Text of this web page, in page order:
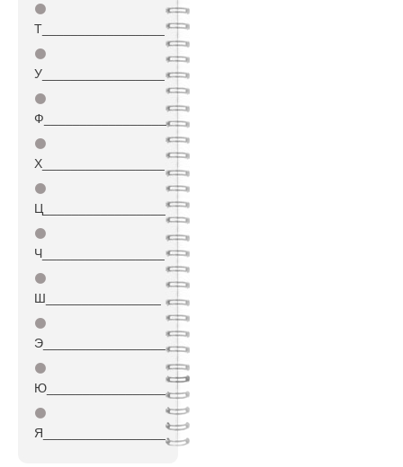
⚫
Т_________________
⚫
У_________________
⚫
Ф_________________
⚫
Х_________________
⚫
Ц_________________
⚫
Ч_________________
⚫
Ш________________
⚫
Э_________________
⚫
Ю_________________
⚫
Я_________________